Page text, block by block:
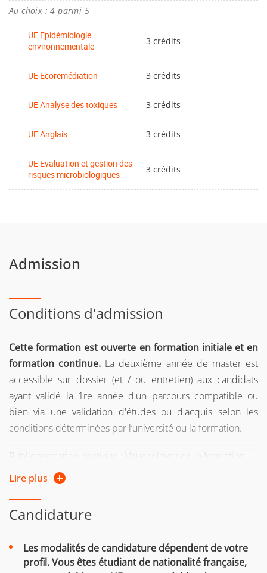
Au choix : 4 parmi 5
UE Epidémiologie
environnementale
3 crédits
UE Ecoremédiation 3 crédits
UE Analyse des toxiques 3 crédits
UE Anglais 3 crédits
UE Evaluation et gestion des
risques microbiologiques
3 crédits
Admission
Conditions d'admission
Cette formation est ouverte en formation initiale et en
formation continue. La deuxième année de master est
accessible sur dossier (et / ou entretien) aux candidats
ayant validé la 1re année d'un parcours compatible ou
bien via une validation d'études ou d'acquis selon les
conditions déterminées par l’université ou la formation.
Public formation continue : Vous relevez de la formation
continue :
si vous reprenez vos études après 2 ans d'interruption
d'études
formation continue l’une des 2 années précédentes
Lire plus
Candidature
Les modalités de candidature dépendent de votre
profil.Vous êtes étudiant de nationalité française,